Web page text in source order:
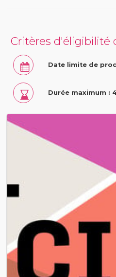
Critères d'éligibilité
Date limite de
Durée maximum :